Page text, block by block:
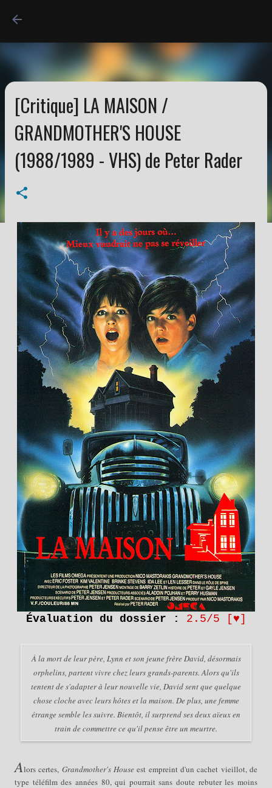
[Critique] LA MAISON /
GRANDMOTHER'S HOUSE
(1988/1989 - VHS) de Peter Rader
Évaluation du dossier : 2.5/5 [♥]
À la mort de leur père, Lynn et son jeune frère David, désormais
orphelins, partent vivre chez leurs grands-parents. Alors qu'ils
tentent de s'adapter à leur nouvelle vie, David sent que quelque
chose cloche avec leurs hôtes et la maison. De plus, une femme
étrange semble les suivre. Bientôt, il surprend ses deux aïeux en
train de commettre ce qu'il pense être un meurtre.
Alors certes, Grandmother's House est empreint d'un cachet vieillot, de
type téléfilm des années 80, qui pourrait sans doute rebuter les moins